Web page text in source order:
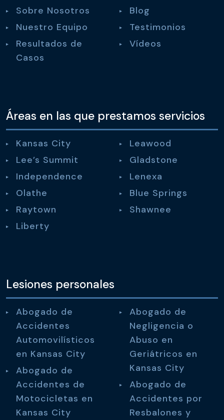
Sobre Nosotros
Nuestro Equipo
Resultados de
Casos
Blog
Testimonios
Vídeos
Áreas en las que prestamos servicios
Kansas City
Lee’s Summit
Independence
Olathe
Raytown
Liberty
Leawood
Gladstone
Lenexa
Blue Springs
Shawnee
Lesiones personales
Abogado de
Accidentes
Automovilísticos
en Kansas City
Abogado de
Accidentes de
Motocicletas en
Kansas City
Abogado de
Negligencia o
Abuso en
Geriátricos en
Kansas City
Abogado de
Accidentes por
Resbalones y